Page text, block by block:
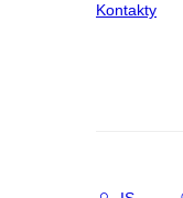
Kontakty